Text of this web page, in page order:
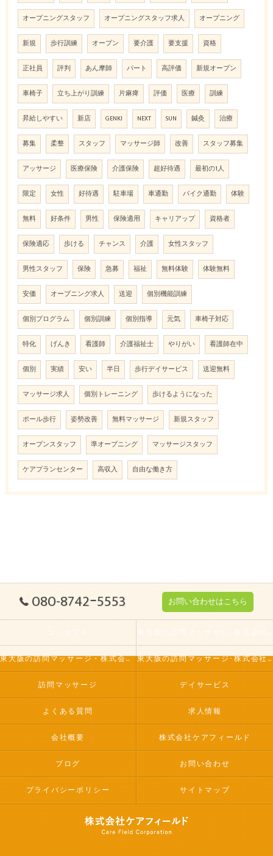
オープニングスタッフ オープニングスタッフ求人 オープニング
新規 歩行訓練 オープン 要介護 要支援 資格
正社員 評判 あん摩師 パート 高評価 新規オープン
車椅子 立ち上がり訓練 片麻痺 評価 医療 訓練
昇給しやすい 新店 GENKI NEXT SUN 鍼灸 治療
募集 柔整 スタッフ マッサージ師 改善 スタッフ募集
アッサージ 医療保険 介護保険 超好待遇 最初の1人
限定 女性 好待遇 駐車場 車通勤 バイク通勤 体験
無料 好条件 男性 保険適用 キャリアップ 資格者
保険適応 歩ける チャンス 介護 女性スタッフ
男性スタッフ 保険 急募 福祉 無料体験 体験無料
安価 オープニング求人 送迎 個別機能訓練
個別プログラム 個別訓練 個別指導 元気 車椅子対応
特化 げんき 看護師 介護福祉士 やりがい 看護師在中
個別 実績 安い 半日 歩行デイサービス 送迎無料
マッサージ求人 個別トレーニング 歩けるようになった
ポール歩行 姿勢改善 無料マッサージ 新規スタッフ
オープンスタッフ 準オープニング マッサージスタッフ
ケアプランセンター 高収入 自由な働き方
080-8742ｰ5553 お問い合わせはこちら
コンセプト
東大阪の訪問マッサージ・株式会社ケアフィールドの評判 東大阪の訪問マッサージ･株式会社ケアフィールドのお客様の声
訪問マッサージ デイサービス
よくある質問 求人情報
会社概要 株式会社ケアフィールド
ブログ お問い合わせ
プライバシーポリシー サイトマップ